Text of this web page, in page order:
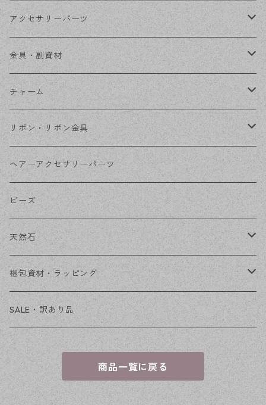
ステンレスチェーン
ステンレス金具
アクセサリーパーツ
デザイン丸カン
フレーム
コネクター
その他
金具・副資材
丸カン
ピン類
花座・ビーズキャップ
チェーン
その他
チャーム
金属
アクリル・プラ
ファーボール
リボン・リボン金具
リボン
リボン金具
ヘアーアクセサリーパーツ
ビーズ
天然石
穴あき
穴なし
梱包資材・ラッピング
発送ボックス
アクセサリー台紙
OPP袋
SALE・訳あり品
商品一覧に戻る